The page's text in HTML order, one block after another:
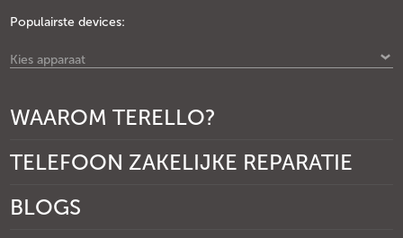
Populairste devices:
Kies apparaat
WAAROM TERELLO?
TELEFOON ZAKELIJKE REPARATIE
BLOGS